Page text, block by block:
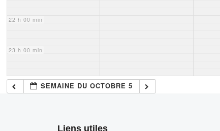
22 h 00 min
23 h 00 min
SEMAINE DU OCTOBRE 5
Liens utiles